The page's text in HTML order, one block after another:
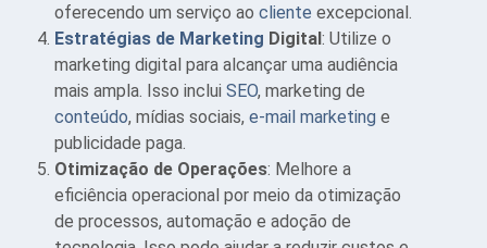
oferecendo um serviço ao cliente excepcional.
Estratégias de Marketing Digital: Utilize o
marketing digital para alcançar uma audiência
mais ampla. Isso inclui SEO, marketing de
conteúdo, mídias sociais, e-mail marketing e
publicidade paga.
Otimização de Operações: Melhore a
eficiência operacional por meio da otimização
de processos, automação e adoção de